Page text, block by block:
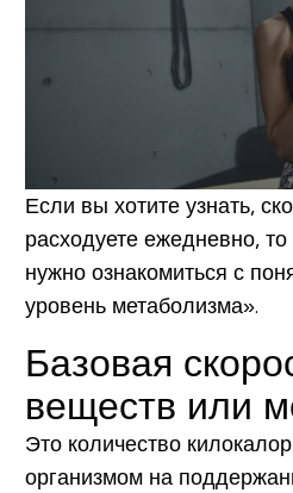
Если вы хотите узнать,
расходуете ежедневно,
нужно ознакомиться с
уровень метаболизма».
Базовая
веществ или
Это количество
организмом на